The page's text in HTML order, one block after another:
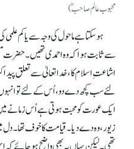
محبوب عالم صا حبؓ)
ہو سکتا ہے ماحول کی وجہ سے یا کم
سے ثابت ہوا کہ وہ احمدی تھیں۔ حضرت
اشاعتِ اسلام کا، خدا تعالیٰ سے تعلق
لئے سب کچھ دے دو، اُس کے لئے تو
ایک عورت کو محبت ہوتی ہے اُس زمانے
زیور، وہ دے دیا۔ قیامت کا خوف تھا۔